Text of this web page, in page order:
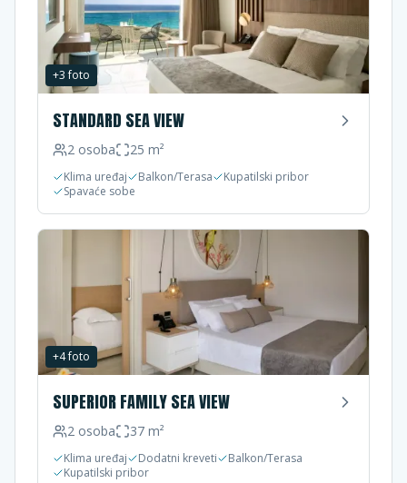
+3foto
STANDARD SEA VIEW
2 osoba 25 m²
Klima uređaj Balkon/Terasa
Kupatilski pribor
Spavaće sobe
+4foto
SUPERIOR FAMILY SEA VIEW
2 osoba 37 m²
Klima uređaj Dodatni kreveti
Balkon/Terasa
Kupatilski pribor